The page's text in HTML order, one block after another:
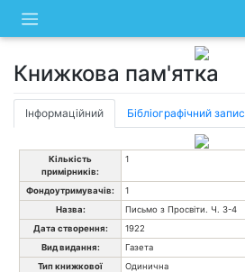
content
Книжкова пам'ятка
Інформаційний Бібліографічний запис
Кількість
примірників:
1
Фондоутримувачів:
1
Назва:
Письмо з Просвіти. Ч. 3-4
Дата створення:
1922
Вид видання:
Газета
Тип книжкової
Одинична